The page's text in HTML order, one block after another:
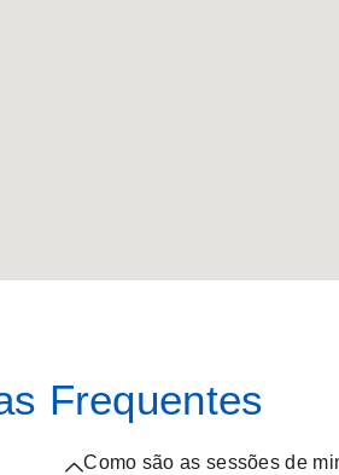
Frequentes
Como são as sessões de